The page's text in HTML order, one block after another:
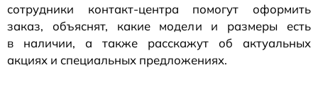
сотрудники контакт-центра помогут оформить
заказ, объяснят, какие модели и размеры есть
в наличии, а также расскажут об актуальных
акциях и специальных предложениях.